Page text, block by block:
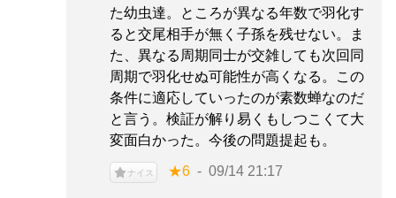
た幼虫達。ところが異なる年数で羽化す
ると交尾相手が無く子孫を残せない。ま
た、異なる周期同士が交雑しても次回同
周期で羽化せぬ可能性が高くなる。この
条件に適応していったのが素数蝉なのだ
と言う。検証が解り易くもしつこくて大
変面白かった。今後の問題提起も。
ナイス ★6 09/14 21:17